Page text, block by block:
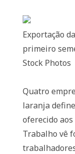
Exportação
primeiro
Stock Photos
Quatro
laranja
oferecido
Trabalho vê